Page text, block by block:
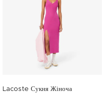
Lacoste Сукня Жіноча